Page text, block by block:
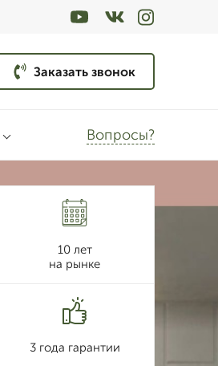
Заказать звонок
Вопросы?
10 лет
на рынке
3 года гарантии